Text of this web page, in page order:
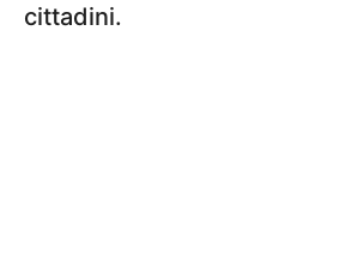
cittadini.